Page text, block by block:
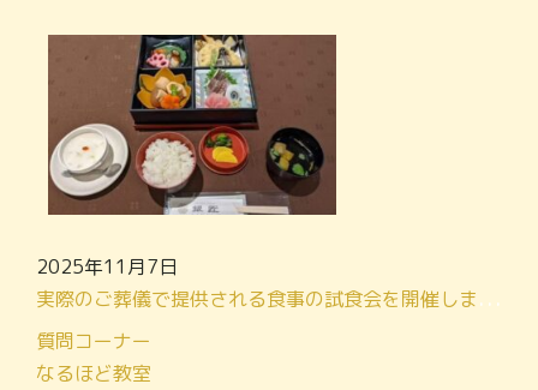
2025年11月7日
実際のご葬儀で提供される食事の試食会を開催しました！
質問コーナー
なるほど教室